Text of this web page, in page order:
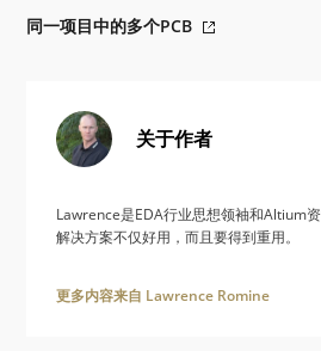
同一项目中的多个PCB
关于作者
Lawrence是EDA行业思想领袖和Altium
解决方案不仅好用，而且要得到重用。
更多内容来自 Lawrence Romine